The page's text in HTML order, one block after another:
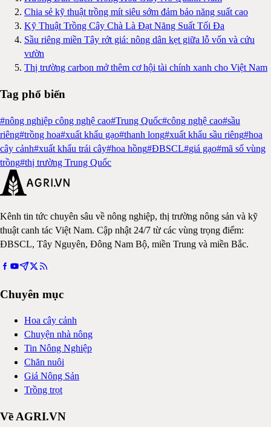
Chia sẻ kỹ thuật trồng mít siêu sớm đảm bảo năng suất cao
Kỹ Thuật Trồng Cây Chà Là Đạt Năng Suất Tối Đa
Sầu riêng miền Tây rớt giá: nông dân kẹt giữa lỗ vốn và cứu
vườn
Thị trường carbon mở thêm cơ hội tài chính xanh cho Việt Nam
Tag phổ biến
#nông nghiệp công nghệ cao#Trung Quốc#công nghệ cao#sầu
riêng#trồng hoa#xuất khẩu gạo#thanh long#xuất khẩu sầu riêng#hoa
cây cảnh#xuất khẩu trái cây#hoa hồng#ĐBSCL#giá gạo#mã số vùng
trồng#thị trường Trung Quốc
Kênh tin tức chuyên sâu về nông nghiệp, thị trường nông sản và kỹ
thuật canh tác Việt Nam. Cập nhật 24/7 từ các vùng trọng điểm:
ĐBSCL, Tây Nguyên, Đông Nam Bộ, miền Trung và miền Bắc.
Chuyên mục
Hoa cây cảnh
Chuyện nhà nông
Tin Nông Nghiệp
Chăn nuôi
Giá Nông Sản
Trồng trọt
Về AGRI.VN